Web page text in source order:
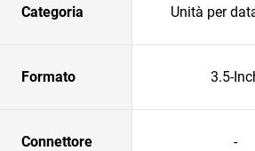
Categoria Unità per
Formato 3.5-
Connettore -